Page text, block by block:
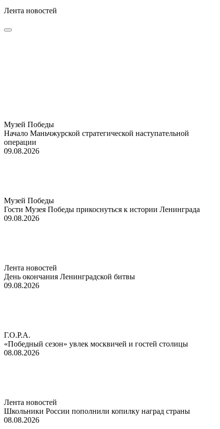
Лента новостей
Музей Победы
Начало Маньчжурской стратегической наступательной
операции
09.08.2026
Музей Победы
Гости Музея Победы прикоснуться к истории Ленинграда
09.08.2026
Лента новостей
День окончания Ленинградской битвы
09.08.2026
Г.О.Р.А.
«Победный сезон» увлек москвичей и гостей столицы
08.08.2026
Лента новостей
Школьники России пополнили копилку наград страны
08.08.2026